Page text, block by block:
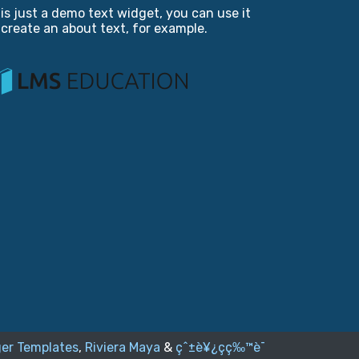
just a demo text widget, you can use it
an about text, for example.
Templates, Riviera Maya & çˆ±è¥¿ç­ç‰™è¯­